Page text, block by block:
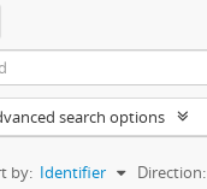
search options
by: Identifier Direction: